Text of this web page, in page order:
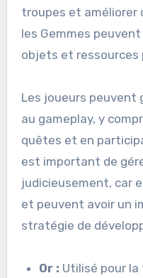
troupes et améliorer
les Gemmes
objets et ressources
Les joueurs peuvent
au gameplay, y
quêtes et en
est important de
judicieusement, car
et peuvent avoir un
stratégie de
Or : Utilisé pour